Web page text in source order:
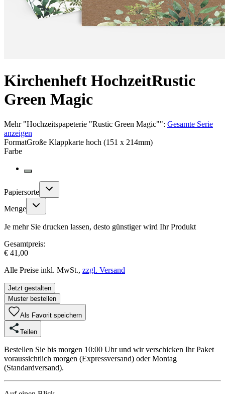
Kirchenheft HochzeitRustic
Green Magic
Mehr"Hochzeitspapeterie "Rustic Green Magic"": Gesamte Serie
anzeigen
FormatGroße Klappkarte hoch (151 x 214mm)
Farbe
Papiersorte
Menge
Je mehr Sie drucken lassen, desto günstiger wird Ihr Produkt
Gesamtpreis:
€ 41,00
Alle Preise inkl. MwSt., zzgl. Versand
Jetzt gestalten
Muster bestellen
Als Favorit speichern
Teilen
Bestellen Sie bis morgen 10:00 Uhr und wir verschicken Ihr Paket
voraussichtlich morgen (Expressversand) oder Montag
(Standardversand).